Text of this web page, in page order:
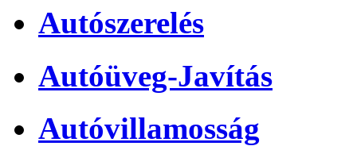
Autószerelés
Autóüveg-Javítás
Autóvillamosság